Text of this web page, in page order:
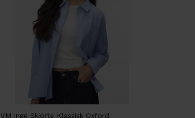
VM Inge Skjorte Klassisk Oxford